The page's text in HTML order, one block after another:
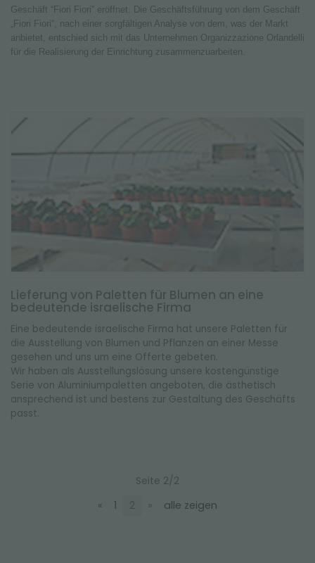
Geschäft “Fiori Fiori” eröffnet.
Die Geschäftsführung von dem Geschäft
„Fiori Fiori“, nach einer sorgfältigen Analyse von dem, was der Markt
anbietet, entschied sich mit das Unternehmen Organizzazione Orlandelli
für die Realisierung der Einrichtung zusammenzuarbeiten.
Lieferung von Paletten für Blumen an eine
bedeutende israelische Firma
Eine bedeutende israelische Firma hat unsere Paletten für
die Ausstellung von Blumen und Pflanzen an einer Messe
gesehen und uns um eine Offerte gebeten.
Wir haben als Ausstellungslösung unsere kostengünstige
Serie von Aluminiumpaletten angeboten, die ästhetisch
ansprechend ist und bestens zur Gestaltung des Geschäfts
passt.
Seite 2/2
«
1 2 » alle zeigen